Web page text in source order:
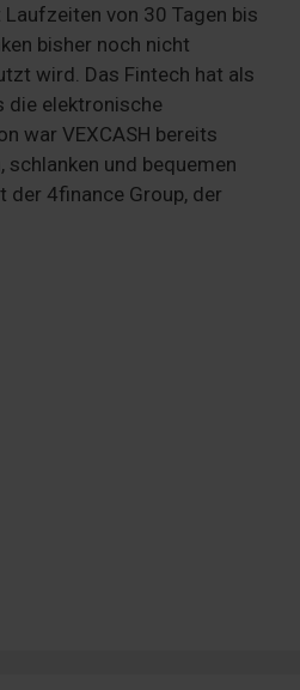
von 30 Tagen bis
bisher noch nicht
wird. Das Fintech hat als
die elektronische
war VEXCASH bereits
und bequemen
4finance Group, der